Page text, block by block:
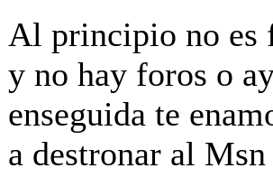
Al principio no es
y no hay foros o
enseguida te
a destronar al